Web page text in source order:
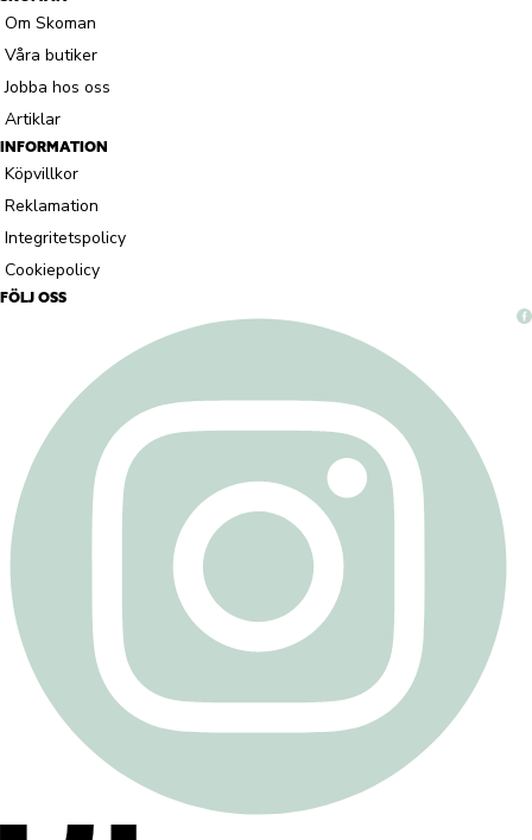
Om Skoman
Våra butiker
Jobba hos oss
Artiklar
INFORMATION
Köpvillkor
Reklamation
Integritetspolicy
Cookiepolicy
FÖLJ OSS